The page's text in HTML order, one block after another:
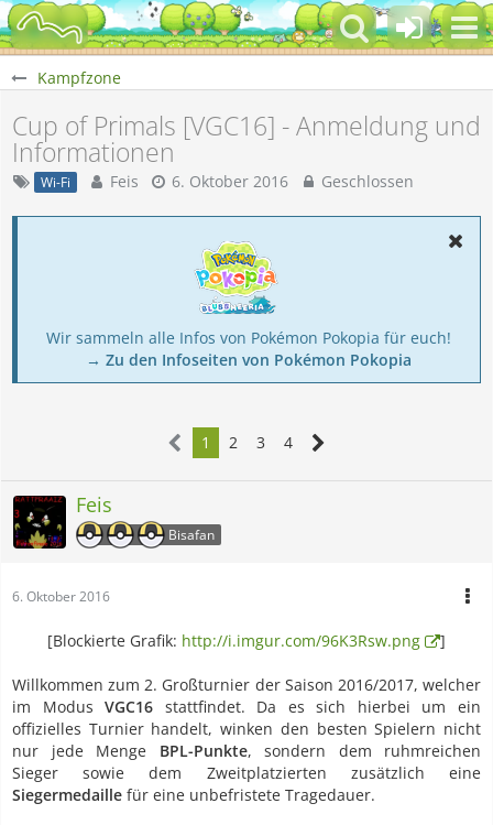
Kampfzone
Cup of Primals [VGC16] - Anmeldung und
Informationen
Wi-Fi Feis 6. Oktober 2016 Geschlossen
Wir sammeln alle Infos von Pokémon Pokopia für euch!
→ Zu den Infoseiten von Pokémon Pokopia
1 2 3 4
Feis
Bisafan
6. Oktober 2016
[Blockierte Grafik: http://i.imgur.com/96K3Rsw.png ]
Willkommen zum 2. Großturnier der Saison 2016/2017, welcher
im ModusVGC16 stattfindet. Da es sich hierbei um ein
offizielles Turnier handelt, winken den besten Spielern nicht
nur jede Menge BPL-Punkte, sondern dem ruhmreichen
Sieger sowie dem Zweitplatzierten zusätzlich eine
Siegermedaille für eine unbefristete Tragedauer.